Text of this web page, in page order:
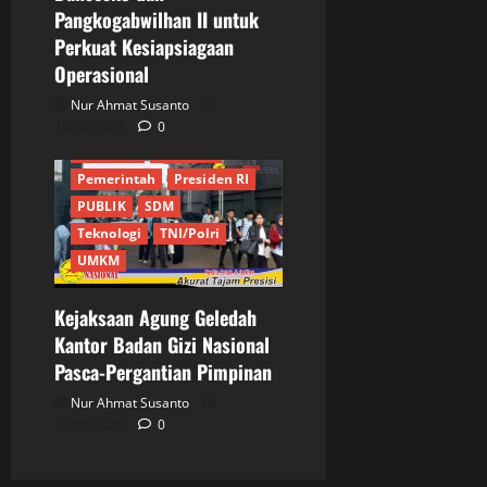
Pangkogabwilhan II untuk
Perkuat Kesiapsiagaan
Operasional
Nur Ahmat Susanto
0
JAM - PIDSUS
JAM PIDUM
JURNALIS
Keamanan
KEJAKSAAN RI
Kementrian
Pemerintah
Presiden RI
PUBLIK
SDM
Teknologi
TNI/Polri
UMKM
Kejaksaan Agung Geledah
Kantor Badan Gizi Nasional
Pasca-Pergantian Pimpinan
Nur Ahmat Susanto
0